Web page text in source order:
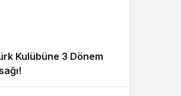
Kulübüne 3 Dönem